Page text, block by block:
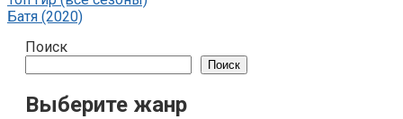
Батя (2020)
Поиск
Поиск
Выберите жанр